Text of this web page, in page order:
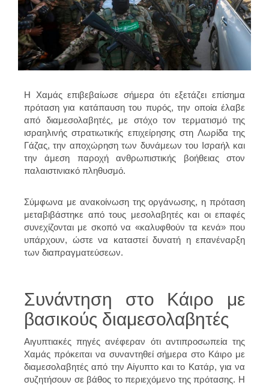
Η Χαμάς επιβεβαίωσε σήμερα ότι εξετάζει επίσημα
πρόταση για κατάπαυση του πυρός, την οποία έλαβε
από διαμεσολαβητές, με στόχο τον τερματισμό της
ισραηλινής στρατιωτικής επιχείρησης στη Λωρίδα της
Γάζας, την αποχώρηση των δυνάμεων του Ισραήλ και
την άμεση παροχή ανθρωπιστικής βοήθειας στον
παλαιστινιακό πληθυσμό.
Σύμφωνα με ανακοίνωση της οργάνωσης, η πρόταση
μεταβιβάστηκε από τους μεσολαβητές και οι επαφές
συνεχίζονται με σκοπό να «καλυφθούν τα κενά» που
υπάρχουν, ώστε να καταστεί δυνατή η επανέναρξη
των διαπραγματεύσεων.
Συνάντηση στο Κάιρο με
βασικούς διαμεσολαβητές
Αιγυπτιακές πηγές ανέφεραν ότι αντιπροσωπεία της
Χαμάς πρόκειται να συναντηθεί σήμερα στο Κάιρο με
διαμεσολαβητές από την Αίγυπτο και το Κατάρ, για να
συζητήσουν σε βάθος το περιεχόμενο της πρότασης. Η